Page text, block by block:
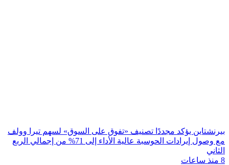
بيرنشتاين يؤكد مجددًا تصنيف «تفوق على السوق» لسهم تيرا وولف
مع وصول إيرادات الحوسبة عالية الأداء إلى 71% من إجمالي الربع
الثاني
8 منذ ساعات